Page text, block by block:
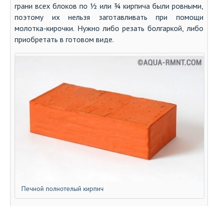
грани всех блоков по ½ или ¾ кирпича были ровными,
поэтому их нельзя заготавливать при помощи
молотка-кирочки. Нужно либо резать болгаркой, либо
приобретать в готовом виде.
Печной полнотелый кирпич